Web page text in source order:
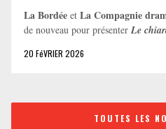
La Bordée et La Compagnie
de nouveau pour présenter Le
20 FéVRIER 2026
TOUTES LES